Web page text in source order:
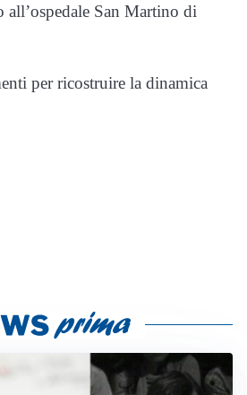
all’ospedale San Martino di
per ricostruire la dinamica